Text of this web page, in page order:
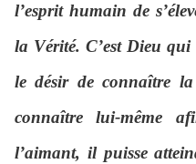
l’esprit humain de
la Vérité. C’est Dieu
le désir de connaître
connaître lui-même
l’aimant, il puisse